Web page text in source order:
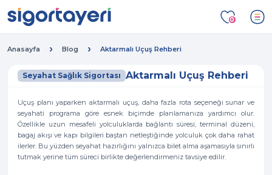
0
Anasayfa Blog Aktarmalı Uçuş Rehberi
Seyahat Sağlık Sigortası Aktarmalı Uçuş Rehberi
Uçuş planı yaparken aktarmalı uçuş, daha fazla rota seçeneği sunar ve
seyahati programa göre esnek biçimde planlamanıza yardımcı olur.
Özellikle uzun mesafeli yolculuklarda bağlantı süresi, terminal düzeni,
bagaj akışı ve kapı bilgileri baştan netleştiğinde yolculuk çok daha rahat
ilerler. Bu yüzden seyahat hazırlığını yalnızca bilet alma aşamasıyla sınırlı
tutmak yerine tüm süreci birlikte değerlendirmeniz tavsiye edilir.